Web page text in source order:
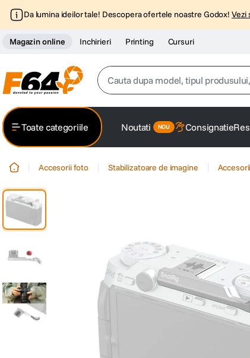
Da lumina ideilor tale! Descopera ofertele noastre Godox! Vezi
Magazin online Inchirieri Printing Cursuri
Cauta dupa model, tipul produsului,
2. trepied
canon sx740 hs
6 lavaliera
card memorie
Toate categoriile Noutati Consignatie
Accesorii foto Stabilizatoare de imagine